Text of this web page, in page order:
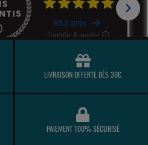
LIVRAISON OFFERTE DÈS 30€
PAIEMENT 100% SÉCURISÉ